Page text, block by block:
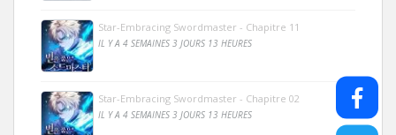
Star-Embracing Swordmaster - Chapitre 11
IL Y A 4 SEMAINES 3 JOURS 13 HEURES
Star-Embracing Swordmaster - Chapitre 02
IL Y A 4 SEMAINES 3 JOURS 13 HEURES